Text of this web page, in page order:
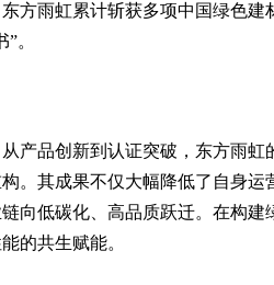
方雨虹累计斩获多项中国绿色
。
产品创新到认证突破，东方雨
。其成果不仅大幅降低了自身
向低碳化、高品质跃迁。在构
的共生赋能。